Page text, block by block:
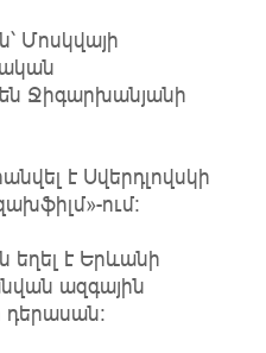
Մոսկվայի
Ջիգարխանյանի
է Սվերդլովսկի
ում։
եղել է Երևանի
ազգային